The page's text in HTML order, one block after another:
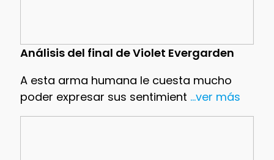
Análisis del final de Violet Evergarden
A esta arma humana le cuesta mucho
poder expresar sus sentimient ...ver más